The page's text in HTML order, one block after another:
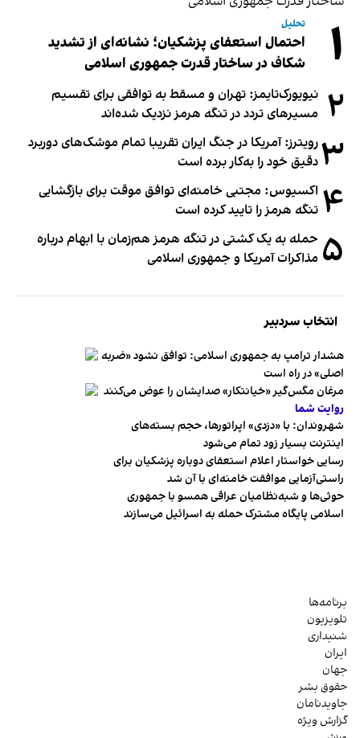
۱ تحلیل
احتمال استعفای پزشکیان؛ نشانه‌ای از تشدید
شکاف در ساختار قدرت جمهوری اسلامی
۲ نیویورک‌تایمز: تهران و مسقط به توافقی برای تقسیم
مسیرهای تردد در تنگه هرمز نزدیک شده‌اند
۳رویترز: آمریکا در جنگ ایران تقریبا تمام موشک‌های دوربرد
دقیق خود را به‌کار برده است
۴ اکسیوس: مجتبی خامنه‌ای توافق موقت برای بازگشایی
تنگه هرمز را تایید کرده است
۵ حمله به یک کشتی در تنگه هرمز هم‌زمان با ابهام درباره
مذاکرات آمریکا و جمهوری اسلامی
انتخاب سردبیر
هشدار ترامپ به جمهوری اسلامی: توافق نشود «ضربه
اصلی» در راه است
مرغان مگس‌گیر «خیانتکار» صدایشان را عوض می‌کنند
روایت شما
شهروندان:‌ با «دزدی» اپراتورها، حجم بسته‌های
اینترنت بسیار زود تمام می‌شود
رسایی خواستار اعلام استعفای دوباره پزشکیان برای
راستی‌آزمایی موافقت خامنه‌ای با آن شد
حوثی‌ها و شبه‌نظامیان عراقی همسو با جمهوری
اسلامی پایگاه مشترک حمله به اسرائیل می‌سازند
برنامه‌ها
تلویزیون
شنیداری
ایران
جهان
حقوق بشر
جاویدنامان
گزارش ویژه